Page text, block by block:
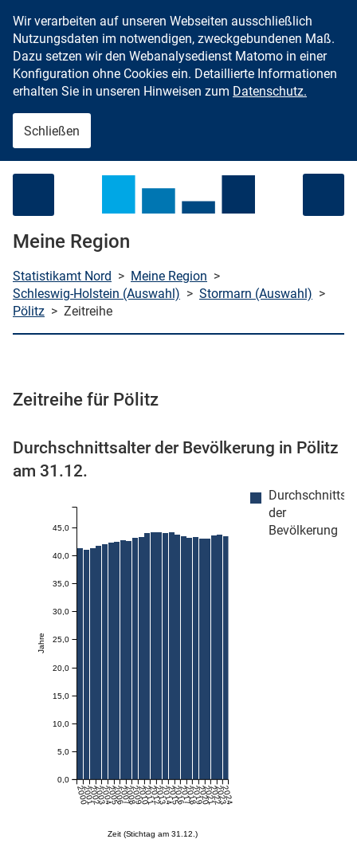
Zum Inhalt springen
Wir verarbeiten auf unseren Webseiten ausschließlich
Nutzungsdaten im notwendigen, zweckgebundenen Maß.
Dazu setzen wir den Webanalysedienst Matomo in einer
Konfiguration ohne Cookies ein. Detaillierte Informationen
erhalten Sie in unseren Hinweisen zum Datenschutz.
Schließen
Meine Region
Statistikamt Nord > Meine Region >
Schleswig-Holstein (Auswahl) > Stormarn (Auswahl) >
Pölitz > Zeitreihe
Zeitreihe für Pölitz
Durchschnittsalter der Bevölkerung in Pölitz
am 31.12.
der
Bevölkerung
Zeit (Stichtag am 31.12.)
200020012002200320042005200620072008200920102011201220132014201520162017201820192020202120222023
2024
Jahre
0,0
5,0
10,0
15,0
20,0
25,0
30,0
35,0
40,0
45,0